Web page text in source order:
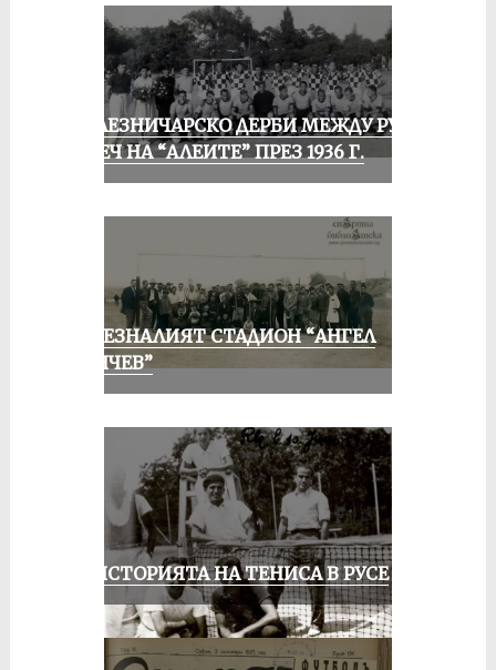
ЖЕЛЕЗНИЧАРСКО ДЕРБИ МЕЖДУ РУСЕ
И ПЕЧ НА “АЛЕИТЕ” ПРЕЗ 1936 Г.
ИЗЧЕЗНАЛИЯТ СТАДИОН “АНГЕЛ
КЪНЧЕВ”
ЗА ИСТОРИЯТА НА ТЕНИСА В РУСЕ